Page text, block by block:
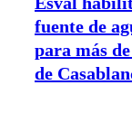
fuente de
para más
de